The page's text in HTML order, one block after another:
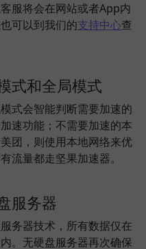
服将会在网站或者App内
可以到我们的支持中心查
式和全局模式
式会智能判断需要加速的
速功能；不需要加速的本
团，则使用本地网络来优
流量都走坚果加速器。
服务器
务器技术，所有数据仅在
。无硬盘服务器再次确保